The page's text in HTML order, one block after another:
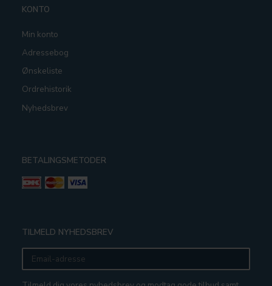
KONTO
Min konto
Adressebog
Ønskeliste
Ordrehistorik
Nyhedsbrev
BETALINGSMETODER
TILMELD NYHEDSBREV
Email-
adresse